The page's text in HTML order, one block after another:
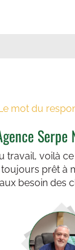
mot du
Serpe
travail, voilà
prêt à
besoin des